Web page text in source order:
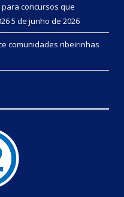
concursos que
5 de junho de 2026
comunidades ribeirinhas